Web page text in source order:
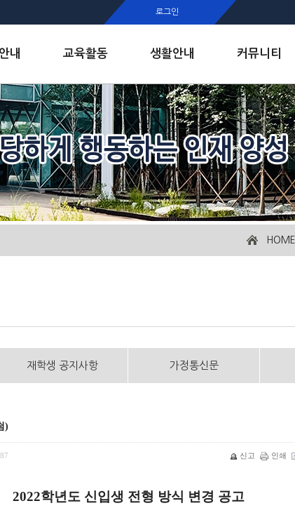
로그인
내 교육활동 생활안내 커뮤니티
HOME
재학생 공지사항 가정통신문
)
신고 인쇄
2022학년도 신입생 전형 방식 변경 공고